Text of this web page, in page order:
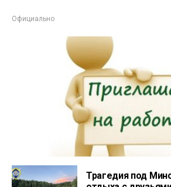
Официально
Трагедия под